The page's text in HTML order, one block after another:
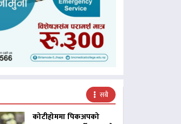
सबै
कोटीहोममा पिकअपको